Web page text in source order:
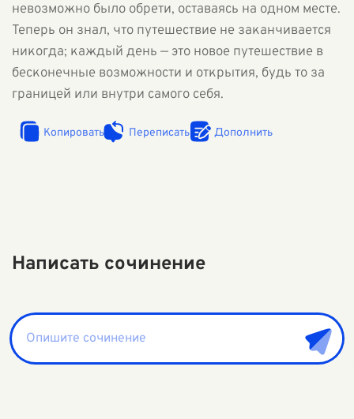
невозможно было обрети, оставаясь на одном месте.
Теперь он знал, что путешествие не заканчивается
никогда; каждый день — это новое путешествие в
бесконечные возможности и открытия, будь то за
границей или внутри самого себя.
Копировать Переписать Дополнить
Написать сочинение